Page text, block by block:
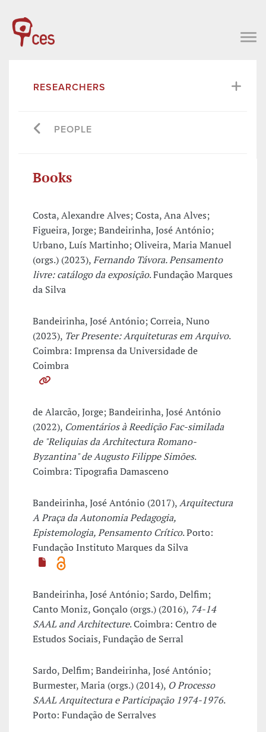
RESEARCHERS
PEOPLE
Books
Costa, Alexandre Alves; Costa, Ana Alves;
Figueira, Jorge; Bandeirinha, José António;
Urbano, Luís Martinho; Oliveira, Maria Manuel
(orgs.) (2023),Fernando Távora. Pensamento
livre: catálogo da exposição. Fundação Marques
da Silva
Bandeirinha, José António; Correia, Nuno
(2023), Ter Presente: Arquiteturas em Arquivo.
Coimbra: Imprensa da Universidade de
Coimbra
de Alarcão, Jorge; Bandeirinha, José António
(2022), Comentários à Reedição Fac-similada
de "Reliquias da Architectura Romano-
Byzantina" de Augusto Filippe Simões.
Coimbra: Tipografia Damasceno
Bandeirinha, José António (2017),Arquitectura
A Praça da Autonomia Pedagogia,
Epistemologia, Pensamento Crítico. Porto:
Fundação Instituto Marques da Silva
Bandeirinha, José António; Sardo, Delfim;
Canto Moniz, Gonçalo (orgs.) (2016), 74-14
SAAL and Architecture. Coimbra: Centro de
Estudos Sociais, Fundação de Serral
Sardo, Delfim; Bandeirinha, José António;
Burmester, Maria (orgs.) (2014), O Processo
SAAL Arquitectura e Participação 1974-1976.
Porto: Fundação de Serralves